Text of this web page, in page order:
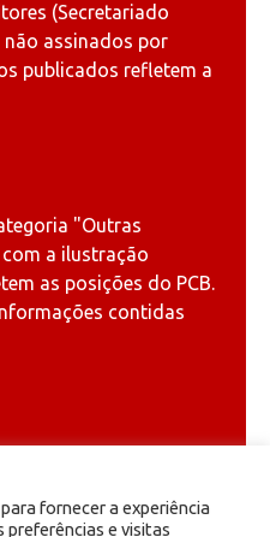
(Secretariado
não assinados por
publicados refletem a
"Outras
a ilustração
as posições do PCB.
contidas
fornecer a experiência
preferências e visitas